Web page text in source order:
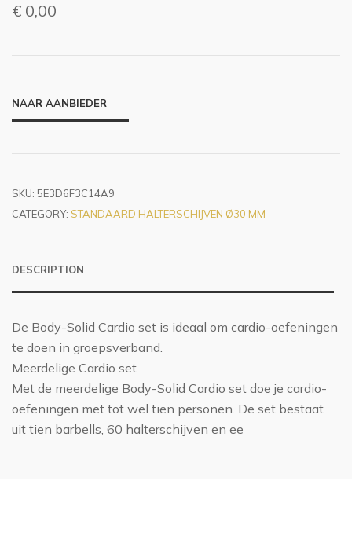
€ 0,00
NAAR AANBIEDER
SKU: 5E3D6F3C14A9
CATEGORY: STANDAARD HALTERSCHIJVEN Ø30 MM
DESCRIPTION
De Body-Solid Cardio set is ideaal om cardio-oefeningen
te doen in groepsverband.
Meerdelige Cardio set
Met de meerdelige Body-Solid Cardio set doe je cardio-
oefeningen met tot wel tien personen. De set bestaat
uit tien barbells, 60 halterschijven en ee